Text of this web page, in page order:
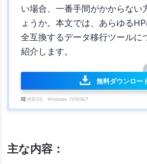
い場合、一番手間がかからない
ょうか。本文では、あらゆる
全互換するデータ移行ツールに
紹介します。
無料ダウンロー
対応OS：Windows 11/10/8/7
主な内容：